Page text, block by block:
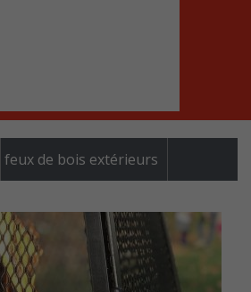
feux de bois extérieurs